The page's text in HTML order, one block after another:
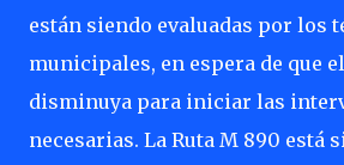
están siendo evaluadas por los
municipales, en espera de que
disminuya para iniciar las
necesarias. La Ruta M 890 está